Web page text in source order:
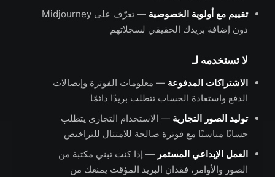
تقييم مع أولوية الخصوصية
— تعرّف على Midjourney
دون إضافة بريدك الحقيقي لسجلاتهم
لا تستخدمه لـ
الاشتراكات المدفوعة — معلومات الفوترة وإيصالات
الدفع واستعادة الحساب تتطلب بريدًا دائمًا
توليد الصور التجارية — الاستخدام التجاري يتطلب
حسابًا مناسبًا مع فوترة صالحة للامتثال للتراخيص
العمل الإبداعي المستمر — إذا كنت تبني مكتبة من
الصور والأوامر، فقدان البريد المؤقت يمنعك من